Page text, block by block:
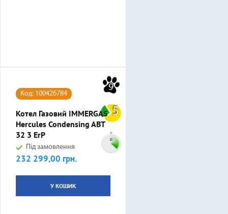
9
5
Код: 100426784
Котел Газовий IMMERGAS
Hercules Condensing ABT
32 3 ErP
Під замовлення
Ціна
232 299,00 грн.
У КОШИК